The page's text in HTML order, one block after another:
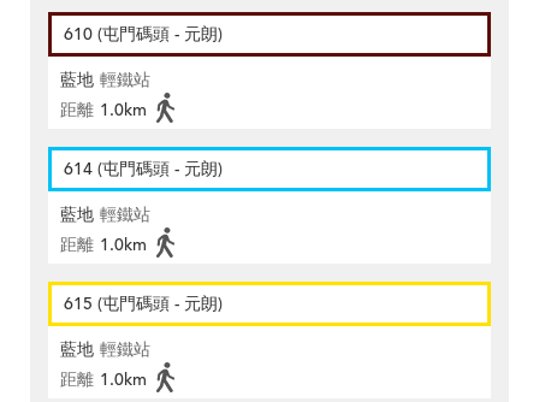
610 (屯門碼頭 - 元朗)
藍地 輕鐵站
距離 1.0km
614 (屯門碼頭 - 元朗)
藍地 輕鐵站
距離 1.0km
615 (屯門碼頭 - 元朗)
藍地 輕鐵站
距離 1.0km